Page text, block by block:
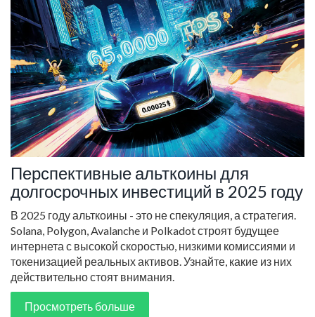
Перспективные альткоины для
долгосрочных инвестиций в 2025 году
В 2025 году альткоины - это не спекуляция, а стратегия.
Solana, Polygon, Avalanche и Polkadot строят будущее
интернета с высокой скоростью, низкими комиссиями и
токенизацией реальных активов. Узнайте, какие из них
действительно стоят внимания.
Просмотреть больше